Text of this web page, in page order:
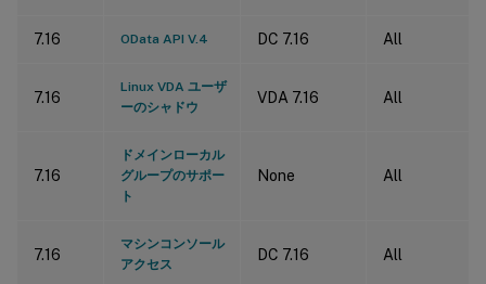
7.16 OData API V.4 DC 7.16 All
7.16
Linux VDA ユーザ
ーのシャドウ
VDA 7.16 All
7.16
ドメインローカル
グループのサポー
ト
None All
7.16
マシンコンソール
アクセス
DC 7.16 All